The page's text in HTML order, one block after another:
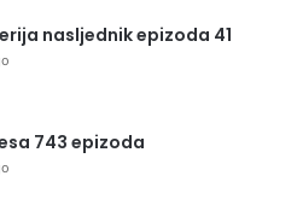
nasljednik epizoda 41
743 epizoda